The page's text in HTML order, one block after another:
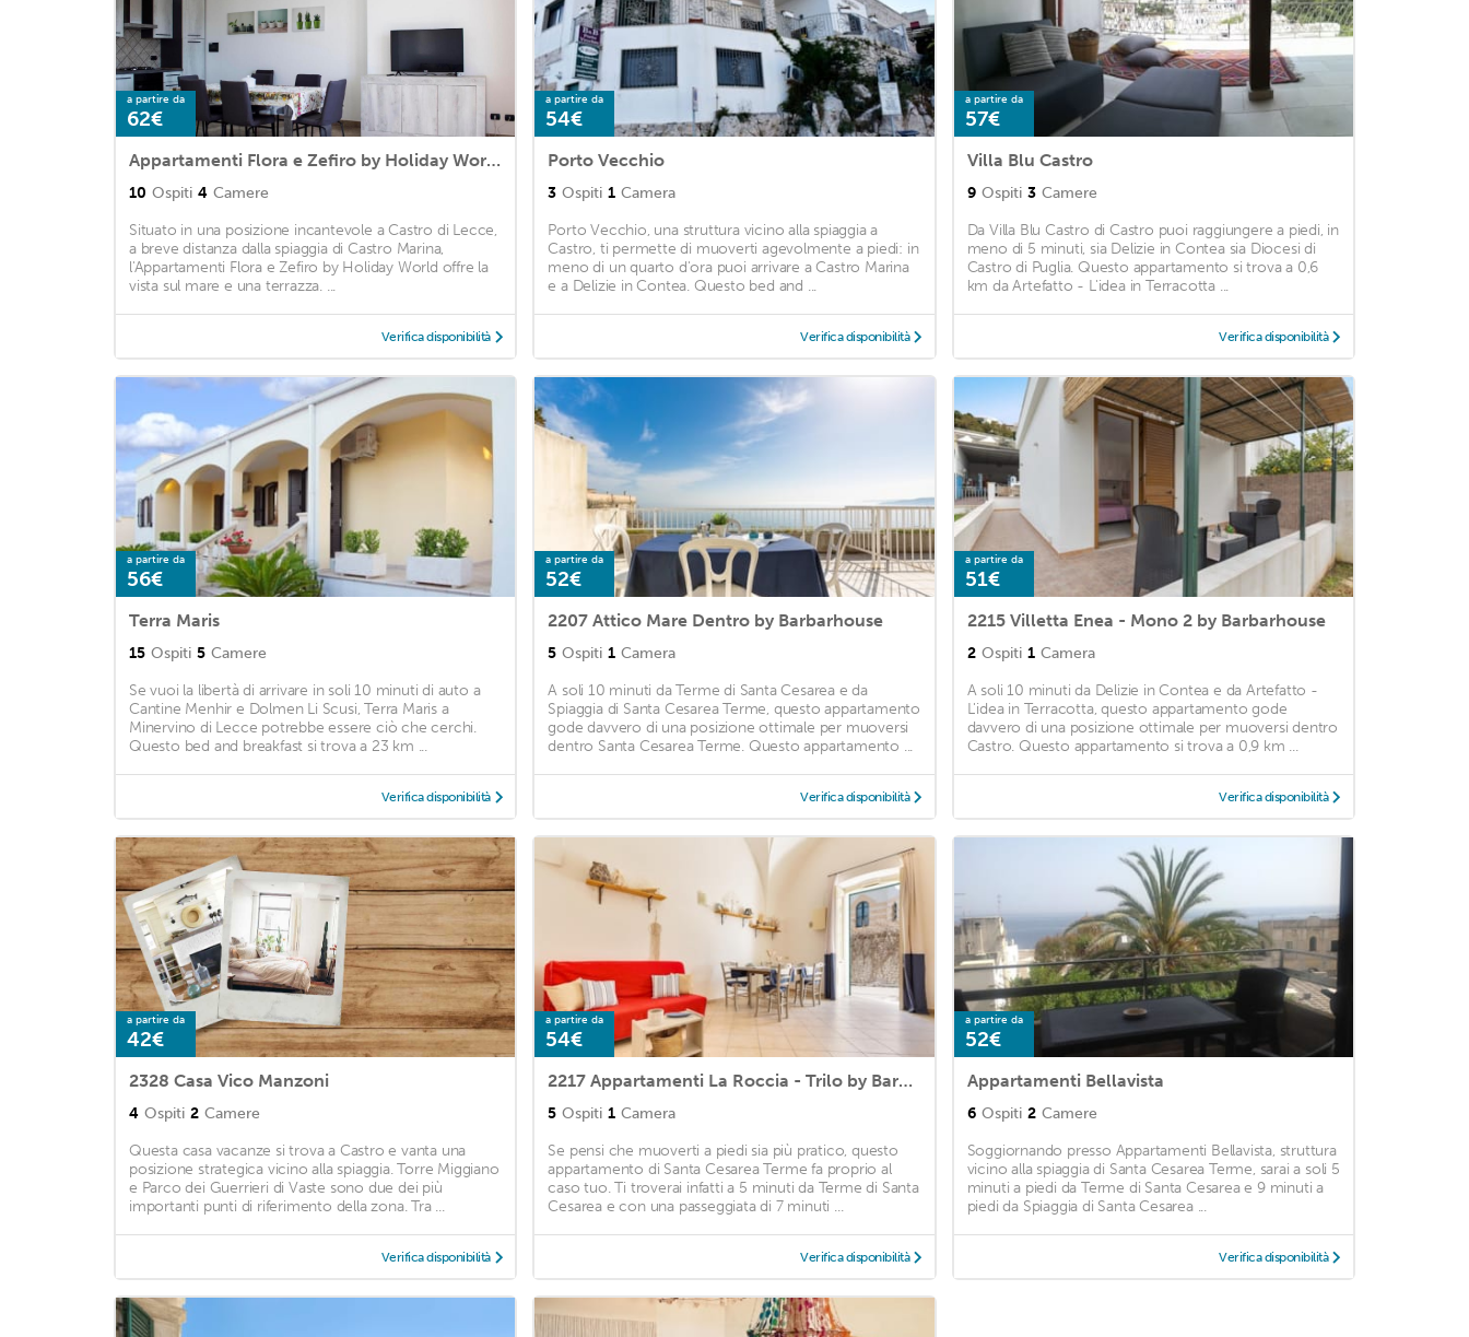
a partire da
62€
Appartamenti Flora e Zefiro by Holiday World
10 Ospiti 4 Camere
Situato in una posizione incantevole a Castro di Lecce,
a breve distanza dalla spiaggia di Castro Marina,
l'Appartamenti Flora e Zefiro by Holiday World offre la
vista sul mare e una terrazza. ...
Verifica disponibilità
a partire da
54€
Porto Vecchio
3 Ospiti 1 Camera
Porto Vecchio, una struttura vicino alla spiaggia a
Castro, ti permette di muoverti agevolmente a piedi: in
meno di un quarto d'ora puoi arrivare a Castro Marina
e a Delizie in Contea. Questo bed and ...
Verifica disponibilità
a partire da
57€
Villa Blu Castro
9 Ospiti 3 Camere
Da Villa Blu Castro di Castro puoi raggiungere a piedi, in
meno di 5 minuti, sia Delizie in Contea sia Diocesi di
Castro di Puglia. Questo appartamento si trova a 0,6
km da Artefatto - L'idea in Terracotta ...
Verifica disponibilità
a partire da
56€
Terra Maris
15 Ospiti 5 Camere
Se vuoi la libertà di arrivare in soli 10 minuti di auto a
Cantine Menhir e Dolmen Li Scusi, Terra Maris a
Minervino di Lecce potrebbe essere ciò che cerchi.
Questo bed and breakfast si trova a 23 km ...
Verifica disponibilità
a partire da
52€
2207 Attico Mare Dentro by Barbarhouse
5 Ospiti 1 Camera
A soli 10 minuti da Terme di Santa Cesarea e da
Spiaggia di Santa Cesarea Terme, questo appartamento
gode davvero di una posizione ottimale per muoversi
dentro Santa Cesarea Terme. Questo appartamento ...
Verifica disponibilità
a partire da
51€
2215 Villetta Enea - Mono 2 by Barbarhouse
2 Ospiti 1 Camera
A soli 10 minuti da Delizie in Contea e da Artefatto -
L'idea in Terracotta, questo appartamento gode
davvero di una posizione ottimale per muoversi dentro
Castro. Questo appartamento si trova a 0,9 km ...
Verifica disponibilità
a partire da
42€
2328 Casa Vico Manzoni
4 Ospiti 2 Camere
Questa casa vacanze si trova a Castro e vanta una
posizione strategica vicino alla spiaggia. Torre Miggiano
e Parco dei Guerrieri di Vaste sono due dei più
importanti punti di riferimento della zona. Tra ...
Verifica disponibilità
a partire da
54€
2217 Appartamenti La Roccia - Trilo by Barbarhouse
5 Ospiti 1 Camera
Se pensi che muoverti a piedi sia più pratico, questo
appartamento di Santa Cesarea Terme fa proprio al
caso tuo. Ti troverai infatti a 5 minuti da Terme di Santa
Cesarea e con una passeggiata di 7 minuti ...
Verifica disponibilità
a partire da
52€
Appartamenti Bellavista
6 Ospiti 2 Camere
Soggiornando presso Appartamenti Bellavista, struttura
vicino alla spiaggia di Santa Cesarea Terme, sarai a soli 5
minuti a piedi da Terme di Santa Cesarea e 9 minuti a
piedi da Spiaggia di Santa Cesarea ...
Verifica disponibilità